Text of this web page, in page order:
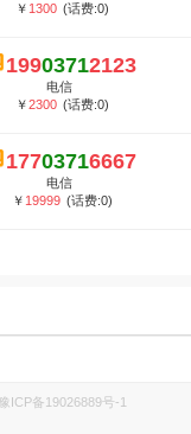
￥ 1300 (话费:0)
19903712123
电信
￥2300 (话费:0)
17703716667
电信
￥ 19999 (话费:0)
豫ICP备19026889号-1